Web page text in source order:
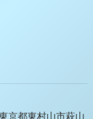
京都東村山市萩山